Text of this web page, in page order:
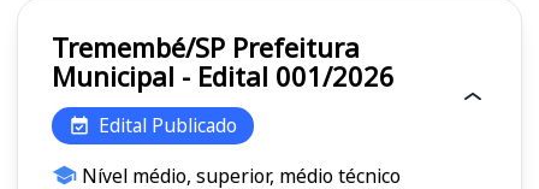
Tremembé/SP Prefeitura
Municipal - Edital 001/2026
Edital Publicado
Nível médio, superior, médio técnico